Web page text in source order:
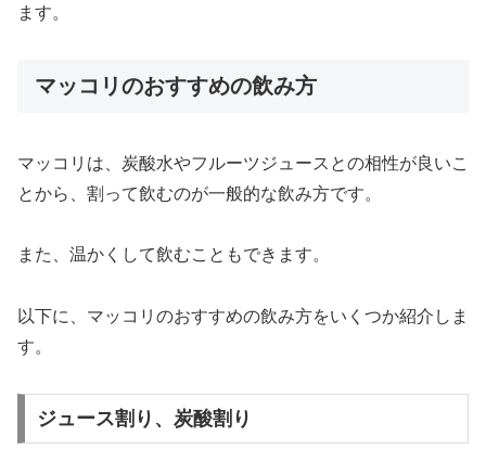
ます。
マッコリのおすすめの飲み方
マッコリは、炭酸水やフルーツジュースとの相性が良いこ
とから、割って飲むのが一般的な飲み方です。
また、温かくして飲むこともできます。
以下に、マッコリのおすすめの飲み方をいくつか紹介しま
す。
ジュース割り、炭酸割り